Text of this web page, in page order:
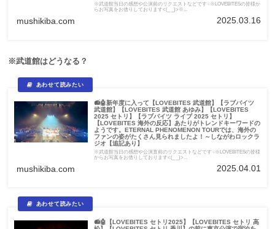
※武道館当日の感想や公演前のリクエストなどです☟※LOVEBITESの皆様か
らお写真をお借りしております<(_ _)>※...
mushikiba.com 2025.03.16
※武道館はどうなる？
📻🤖新年度に入って【LOVEBITES 武道館】【ラブバイツ
武道館】【LOVEBITES 武道館 あゆみ】【LOVEBITES
2025 セトリ】【ラブバイツ ライブ 2025 セトリ】
【LOVEBITES 海外の反応】あたりがトレンドキーワードの
ようです。ETERNAL PHENOMENON TOURでは、海外の
ファンの姿がたくさん見られましたよ！～しながわロックラ
ジオ【追記あり】
※武道館当日の感想や公演直前のリクエストなどです☟※LOVEBITESの皆様
からお写真をお借りしております<(_ _)>...
mushikiba.com 2025.04.01
📻🤖【LOVEBITES セトリ2025】【LOVEBITES セトリ 高